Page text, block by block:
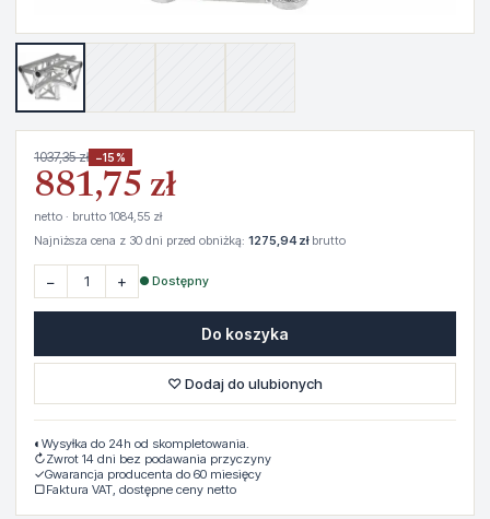
1037,35 zł −15%
881,75 zł
netto · brutto 1084,55 zł
Najniższa cena z 30 dni przed obniżką: 1275,94 złbrutto
− + ● Dostępny
Do koszyka
♡ Dodaj do ulubionych
◐ Wysyłka do 24h od skompletowania.
↻Zwrot 14 dni bez podawania przyczyny
✓Gwarancja producenta do 60 miesięcy
▢Faktura VAT, dostępne ceny netto